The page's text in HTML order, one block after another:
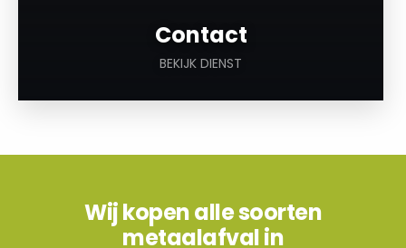
Contact
BEKIJK DIENST
Wij kopen alle soorten
metaalafval in